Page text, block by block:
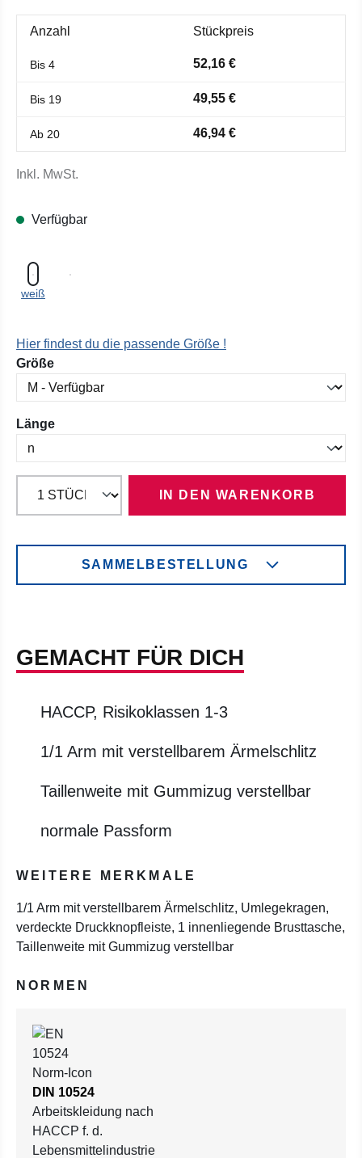
Anzahl Stückpreis
Bis 4 52,16 €
Bis 19 49,55 €
Ab 20 46,94 €
Inkl. MwSt.
Verfügbar
weiß
Hier findest du die passende Größe !
Größeauswählen
Längeauswählen
IN DEN WARENKORB
SAMMELBESTELLUNG
GEMACHT FÜR DICH
HACCP, Risikoklassen 1-3
1/1 Arm mit verstellbarem Ärmelschlitz
Taillenweite mit Gummizug verstellbar
normale Passform
WEITERE MERKMALE
1/1 Arm mit verstellbarem Ärmelschlitz, Umlegekragen,
verdeckte Druckknopfleiste, 1 innenliegende Brusttasche,
Taillenweite mit Gummizug verstellbar
NORMEN
DIN 10524
Arbeitskleidung nach
HACCP f. d.
Lebensmittelindustrie